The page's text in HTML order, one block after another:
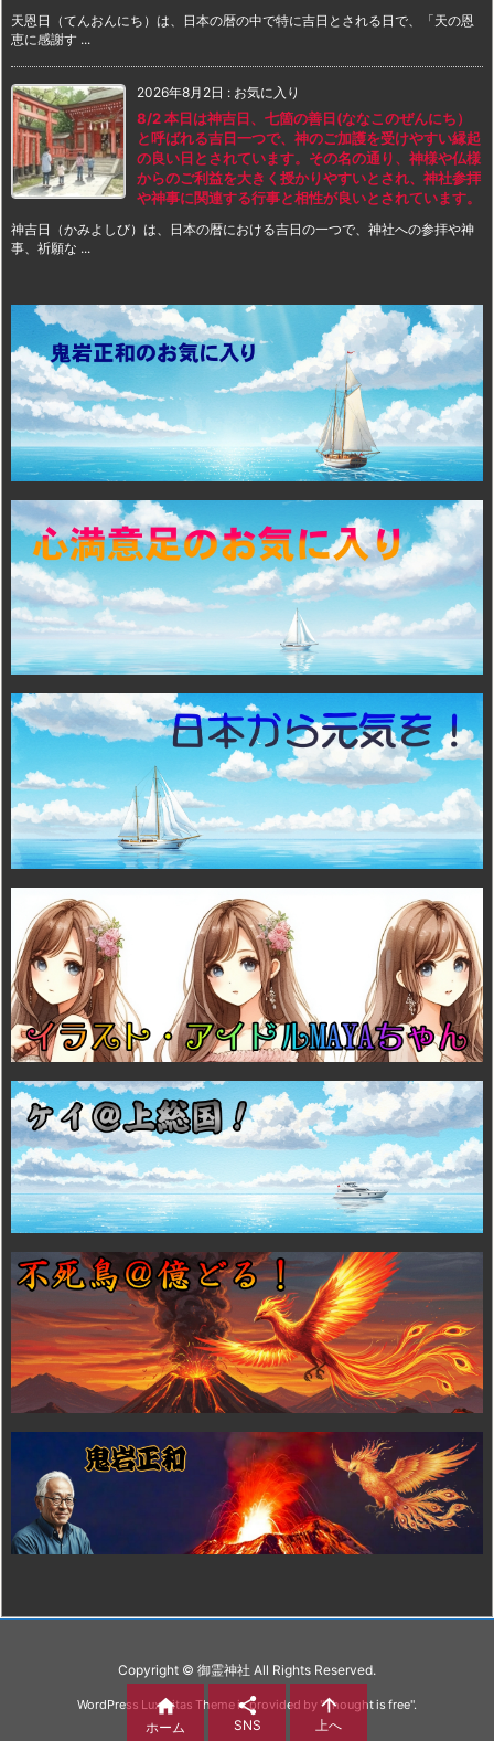
天恩日（てんおんにち）は、日本の暦の中で特に吉日とされる日で、「天の恩
恵に感謝す ...
2026年8月2日 : お気に入り
8/2 本日は神吉日、七箇の善日(ななこのぜんにち）
と呼ばれる吉日一つで、神のご加護を受けやすい縁起
の良い日とされています。その名の通り、神様や仏様
からのご利益を大きく授かりやすいとされ、神社参拝
や神事に関連する行事と相性が良いとされています。
神吉日（かみよしび）は、日本の暦における吉日の一つで、神社への参拝や神
事、祈願な ...
Copyright © 御霊神社 All Rights Reserved.
WordPress Luxeritas Theme is provided by "Thought is free".

ホーム

SNS

上へ